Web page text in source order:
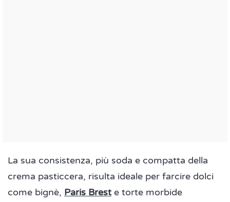
La sua consistenza, più soda e compatta della
crema pasticcera, risulta ideale per farcire dolci
come bignè, Paris Breste torte morbide